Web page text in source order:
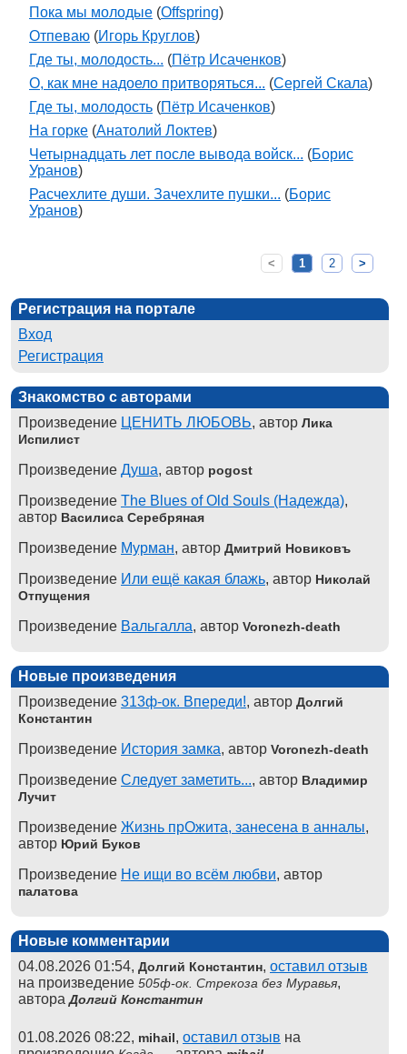
Пока мы молодые (Offspring)
Отпеваю (Игорь Круглов)
Где ты, молодость... (Пётр Исаченков)
О, как мне надоело притворяться... (Сергей Скала)
Где ты, молодость (Пётр Исаченков)
На горке (Анатолий Локтев)
Четырнадцать лет после вывода войск... (Борис
Уранов)
Расчехлите души. Зачехлите пушки... (Борис
Уранов)
< 1 2 >
Регистрация на портале
Вход
Регистрация
Знакомство с авторами
Произведение ЦЕНИТЬ ЛЮБОВЬ, автор Лика
Испилист
Произведение Душа, автор pogost
Произведение The Blues of Old Souls (Надежда),
автор Василиса Серебряная
Произведение Мурман, автор Дмитрий Новиковъ
Произведение Или ещё какая блажь, автор Николай
Отпущения
Произведение Вальгалла, автор Voronezh-death
Новые произведения
Произведение 313ф-ок. Впереди!, автор Долгий
Константин
Произведение История замка, автор Voronezh-death
Произведение Следует заметить..., автор Владимир
Лучит
Произведение Жизнь прОжита, занесена в анналы,
автор Юрий Буков
Произведение Не ищи во всём любви, автор
палатова
Новые комментарии
04.08.2026 01:54, Долгий Константин, оставил отзыв
на произведение 505ф-ок. Стрекоза без Муравья,
автораДолгий Константин
01.08.2026 08:22, mihail, оставил отзыв на